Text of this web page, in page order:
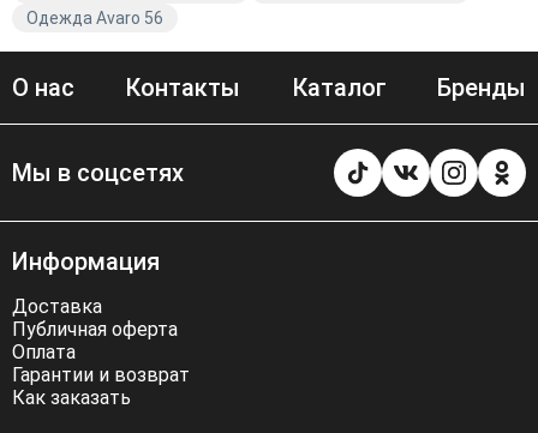
Одежда Avaro 56
О нас Контакты Каталог Бренды
Мы в соцсетях
Информация
Доставка
Публичная оферта
Оплата
Гарантии и возврат
Как заказать